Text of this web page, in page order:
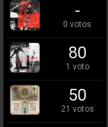
-
0 votos
80
1 voto
50
21 votos